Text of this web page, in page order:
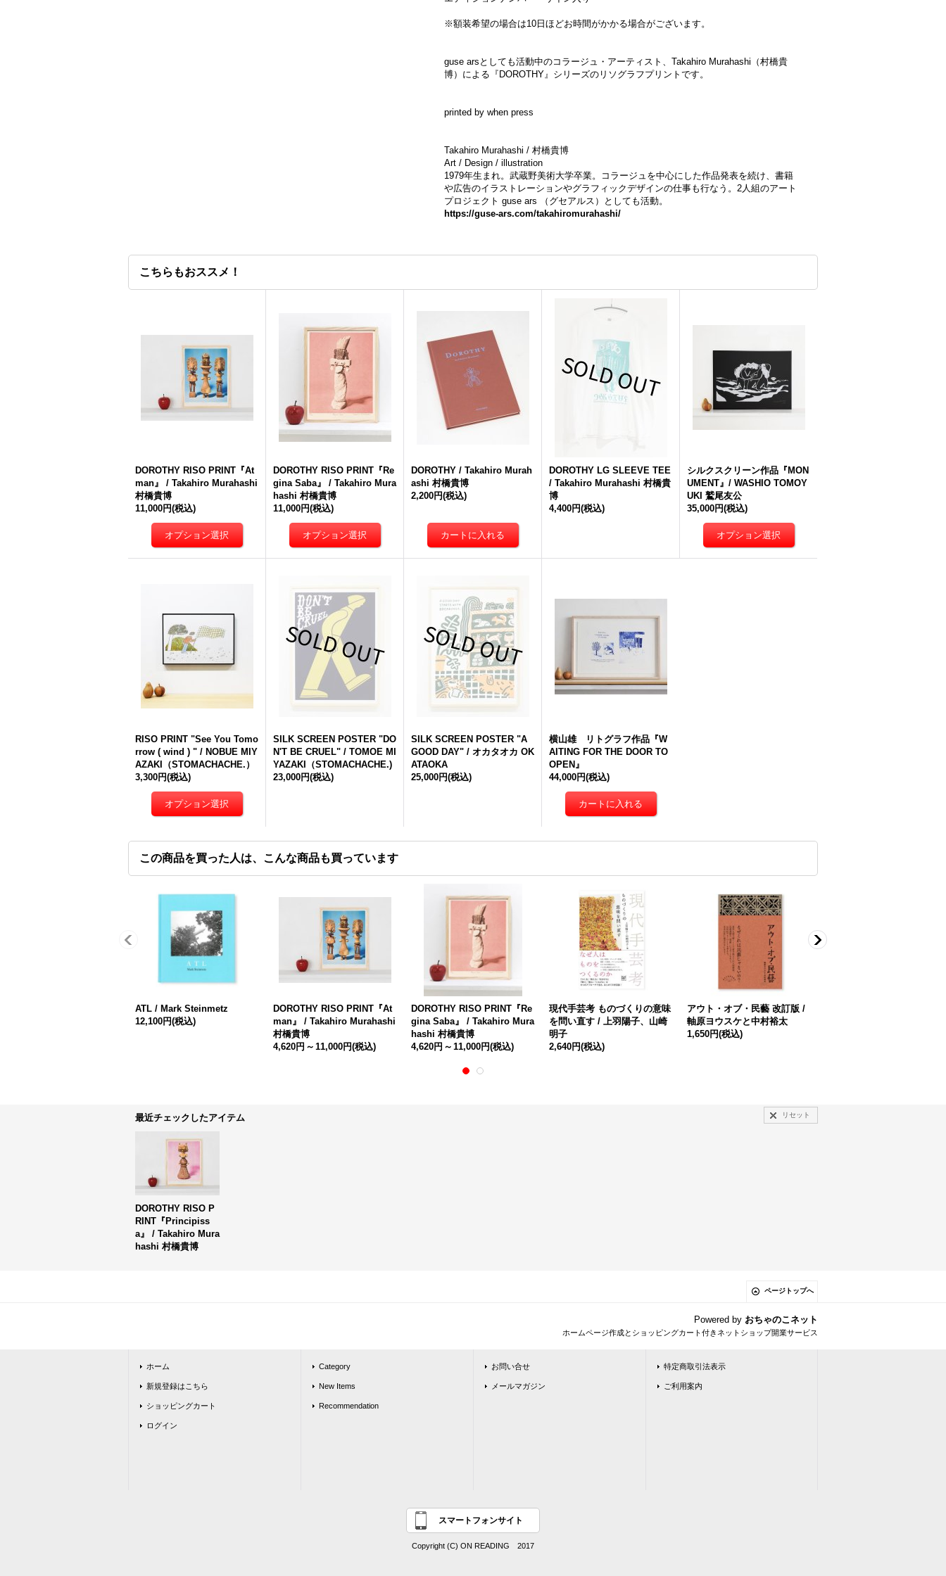
※額装希望の場合は10日ほどお時間がかかる場合がございます。
guse arsとしても活動中のコラージュ・アーティスト、Takahiro Murahashi（村橋貴
博）による『DOROTHY』シリーズのリソグラフプリントです。
printed by when press
Takahiro Murahashi / 村橋貴博
Art / Design / illustration
1979年生まれ。武蔵野美術大学卒業。コラージュを中心にした作品発表を続け、書籍
や広告のイラストレーションやグラフィックデザインの仕事も行なう。2人組のアート
プロジェクト guse ars （グセアルス）としても活動。
https://guse-ars.com/takahiromurahashi/
こちらもおススメ！
DOROTHY RISO PRINT『At
man』 / Takahiro Murahashi
村橋貴博
11,000円(税込)
DOROTHY RISO PRINT『Re
gina Saba』 / Takahiro Mura
hashi 村橋貴博
11,000円(税込)
DOROTHY / Takahiro Murah
ashi 村橋貴博
2,200円(税込)
DOROTHY LG SLEEVE TEE
/ Takahiro Murahashi 村橋貴
博
4,400円(税込)
シルクスクリーン作品『MON
UMENT』/ WASHIO TOMOY
UKI 鷲尾友公
35,000円(税込)
RISO PRINT "See You Tomo
rrow ( wind ) " / NOBUE MIY
AZAKI（STOMACHACHE.）
3,300円(税込)
SILK SCREEN POSTER "DO
N'T BE CRUEL" / TOMOE MI
YAZAKI（STOMACHACHE.)
23,000円(税込)
SILK SCREEN POSTER "A
GOOD DAY" / オカタオカ OK
ATAOKA
25,000円(税込)
横山雄 リトグラフ作品『W
AITING FOR THE DOOR TO
OPEN』
44,000円(税込)
この商品を買った人は、こんな商品も買っています
ATL / Mark Steinmetz
12,100円(税込)
DOROTHY RISO PRINT『At
man』 / Takahiro Murahashi
村橋貴博
4,620円 ～ 11,000円(税込)
DOROTHY RISO PRINT『Re
gina Saba』 / Takahiro Mura
hashi 村橋貴博
4,620円 ～ 11,000円(税込)
現代手芸考 ものづくりの意味
を問い直す / 上羽陽子、山崎
明子
2,640円(税込)
アウト・オブ・民藝 改訂版 /
軸原ヨウスケと中村裕太
1,650円(税込)
最近チェックしたアイテム リセット
DOROTHY RISO P
RINT『Principiss
a』 / Takahiro Mura
hashi 村橋貴博
ページトップへ
Powered by おちゃのこネット
ホームページ作成とショッピングカート付きネットショップ開業サービス
ホーム
新規登録はこちら
ショッピングカート
ログイン
Category
New Items
Recommendation
お問い合せ
メールマガジン
特定商取引法表示
ご利用案内
スマートフォンサイト
Copyright (C) ON READING 2017